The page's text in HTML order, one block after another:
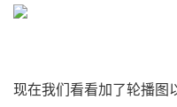
现在我们看看加了轮播图